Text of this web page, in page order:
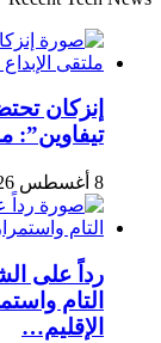
إنزكان
تيفاوين”:
8 أغسطس 2026
رداً على
التام
الإقليم…